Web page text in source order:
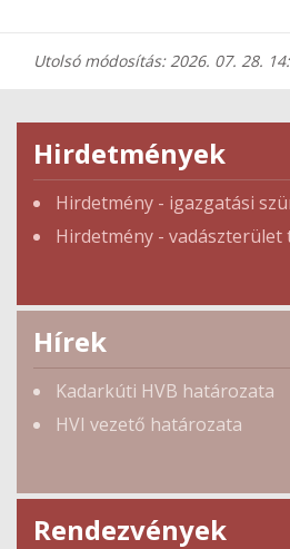
Utolsó módosítás: 2026. 07. 28.
Hirdetmények
Hirdetmény - igazgatási
Hirdetmény -
Hírek
Kadarkúti HVB határozata
HVI vezető határozata
Rendezvények